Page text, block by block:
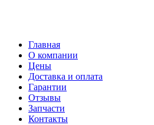
Главная
О компании
Цены
Доставка и оплата
Гарантии
Отзывы
Запчасти
Контакты